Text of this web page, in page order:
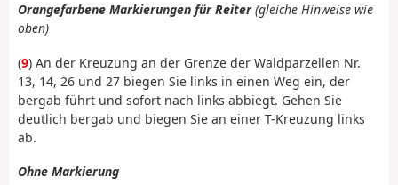
Orangefarbene Markierungen für Reiter(gleiche Hinweise wie
oben)
(9) An der Kreuzung an der Grenze der Waldparzellen Nr.
13, 14, 26 und 27 biegen Sie links in einen Weg ein, der
bergab führt und sofort nach links abbiegt. Gehen Sie
deutlich bergab und biegen Sie an einer T-Kreuzung links
ab.
Ohne Markierung